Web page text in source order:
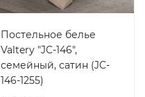
Постельное белье
Valtery "JC-146",
семейный, сатин (JC-
146-1255)